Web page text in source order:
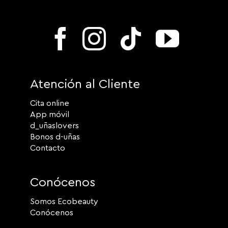
Atención al Cliente
Cita online
App móvil
d_uñaslovers
Bonos d-uñas
Contacto
Conócenos
Somos Ecobeauty
Conócenos